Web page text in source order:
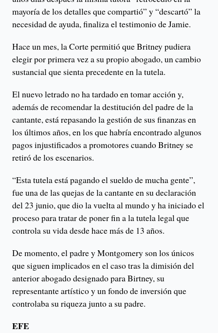
mayoría de los detalles que compartió” y “descartó” la
necesidad de ayuda, finaliza el testimonio de Jamie.
Hace un mes, la Corte permitió que Britney pudiera
elegir por primera vez a su propio abogado, un cambio
sustancial que sienta precedente en la tutela.
El nuevo letrado no ha tardado en tomar acción y,
además de recomendar la destitución del padre de la
cantante, está repasando la gestión de sus finanzas en
los últimos años, en los que habría encontrado algunos
pagos injustificados a promotores cuando Britney se
retiró de los escenarios.
“Esta tutela está pagando el sueldo de mucha gente”,
fue una de las quejas de la cantante en su declaración
del 23 junio, que dio la vuelta al mundo y ha iniciado el
proceso para tratar de poner fin a la tutela legal que
controla su vida desde hace más de 13 años.
De momento, el padre y Montgomery son los únicos
que siguen implicados en el caso tras la dimisión del
anterior abogado designado para Birtney, su
representante artístico y un fondo de inversión que
controlaba su riqueza junto a su padre.
EFE